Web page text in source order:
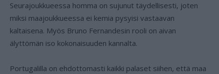
Seurajoukkueessa homma on sujunut täydellisesti, joten
miksi maajoukkueessa ei kemia pysyisi vastaavan
kaltaisena. Myös Bruno Fernandesin rooli on aivan
älyttömän iso kokonaisuuden kannalta.
Portugalilla on ehdottomasti kaikki palaset siihen, että maa